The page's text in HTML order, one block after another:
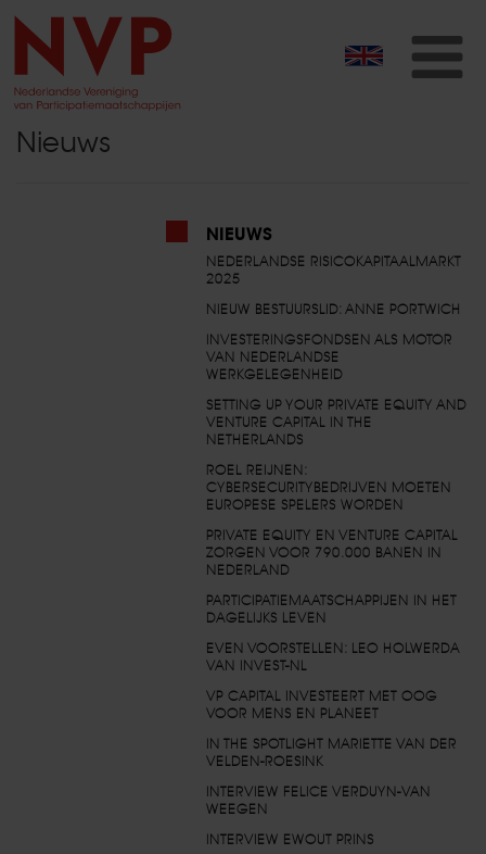
Nieuws
NIEUWS
NEDERLANDSE RISICOKAPITAALMARKT
2025
NIEUW BESTUURSLID: ANNE PORTWICH
INVESTERINGSFONDSEN ALS MOTOR
VAN NEDERLANDSE
WERKGELEGENHEID
SETTING UP YOUR PRIVATE EQUITY AND
VENTURE CAPITAL IN THE
NETHERLANDS
ROEL REIJNEN:
CYBERSECURITYBEDRIJVEN MOETEN
EUROPESE SPELERS WORDEN
PRIVATE EQUITY EN VENTURE CAPITAL
ZORGEN VOOR 790.000 BANEN IN
NEDERLAND
PARTICIPATIEMAATSCHAPPIJEN IN HET
DAGELIJKS LEVEN
EVEN VOORSTELLEN: LEO HOLWERDA
VAN INVEST-NL
VP CAPITAL INVESTEERT MET OOG
VOOR MENS EN PLANEET
IN THE SPOTLIGHT MARIETTE VAN DER
VELDEN-ROESINK
INTERVIEW FELICE VERDUYN-VAN
WEEGEN
INTERVIEW EWOUT PRINS